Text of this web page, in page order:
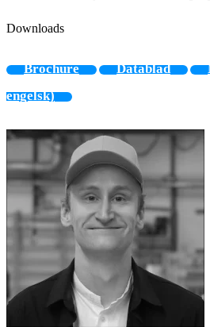
Downloads
Brochure Datablad
engelsk)